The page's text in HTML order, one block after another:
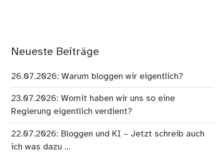
Neueste Beiträge
26.07.2026: Warum bloggen wir eigentlich?
23.07.2026: Womit haben wir uns so eine
Regierung eigentlich verdient?
22.07.2026: Bloggen und KI – Jetzt schreib auch
ich was dazu …